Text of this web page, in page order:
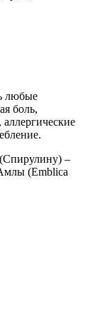
любые
боль,
–
(Emblica